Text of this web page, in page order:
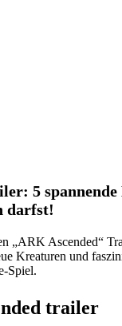
5
darfst!
„ARK Ascended“
Kreaturen und
Spiel.
trailer